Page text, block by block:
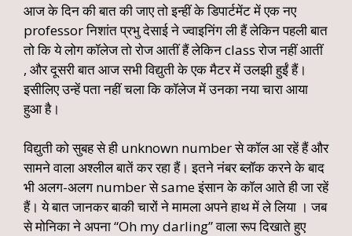
आज के दिन की बात की जाए तो इन्हीं के डिपार्टमेंट में एक नए
professor निशांत प्रभु देसाई ने ज्वाइनिंग ली हैं लेकिन पहली बात
तो कि ये लोग कॉलेज तो रोज आतीं हैं लेकिन class रोज नहीं आतीं
, और दूसरी बात आज सभी विद्युती के एक मैटर में उलझी हुईं हैं।
इसीलिए उन्हें पता नहीं चला कि कॉलेज में उनका नया चारा आया
हुआ है।
विद्युती को सुबह से ही unknown number से कॉल आ रहें हैं और
सामने वाला अश्लील बातें कर रहा हैं। इतने नंबर ब्लॉक करने के बाद
भी अलग-अलग number से same इंसान के कॉल आते ही जा रहें
हैं। ये बात जानकर बाकी चारों ने मामला अपने हाथ में ले लिया । जब
से मोनिका ने अपना “Oh my darling” वाला रूप दिखाते हुए